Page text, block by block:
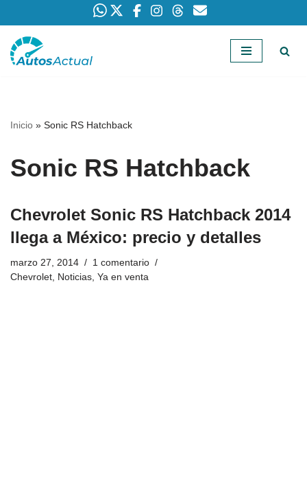
Saltar
Inicio » Sonic RS Hatchback
Sonic RS Hatchback
Chevrolet Sonic RS Hatchback 2014
llega a México: precio y detalles
marzo 27, 2014
1 comentario
Chevrolet, Noticias, Ya en venta